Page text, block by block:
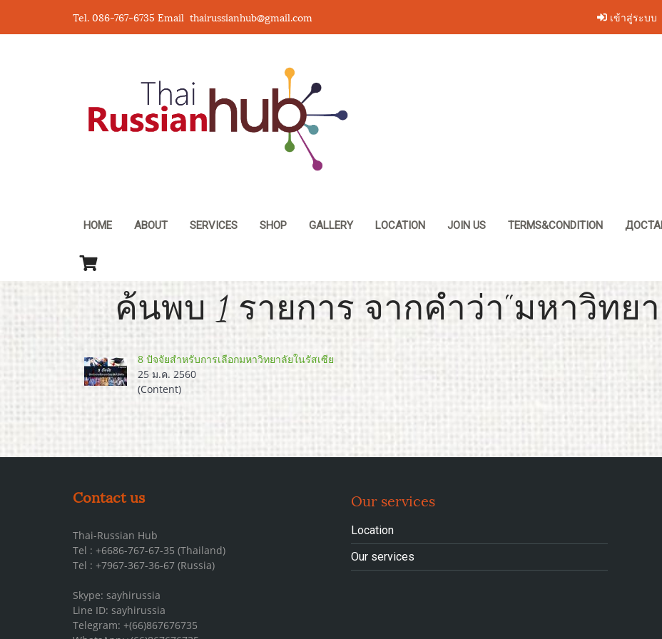
Tel. 086-767-6735 Email thairussianhub@gmail.com เข้าสู่ระบบ
HOME ABOUT SERVICES SHOP GALLERY LOCATION JOIN US TERMS&CONDITION
ค้นพบ 1 รายการ จากคำว่า"มหาวิทย
8 ปัจจัยสำหรับการเลือกมหาวิทยาลัยในรัสเซีย
25 ม.ค. 2560
(Content)
Contact us
Thai-Russian Hub
Tel : +6686-767-67-35 (Thailand)
Tel : +7967-367-36-67 (Russia)
Skype: sayhirussia
Line ID: sayhirussia
Telegram: +(66)867676735
Our services
Location
Our services